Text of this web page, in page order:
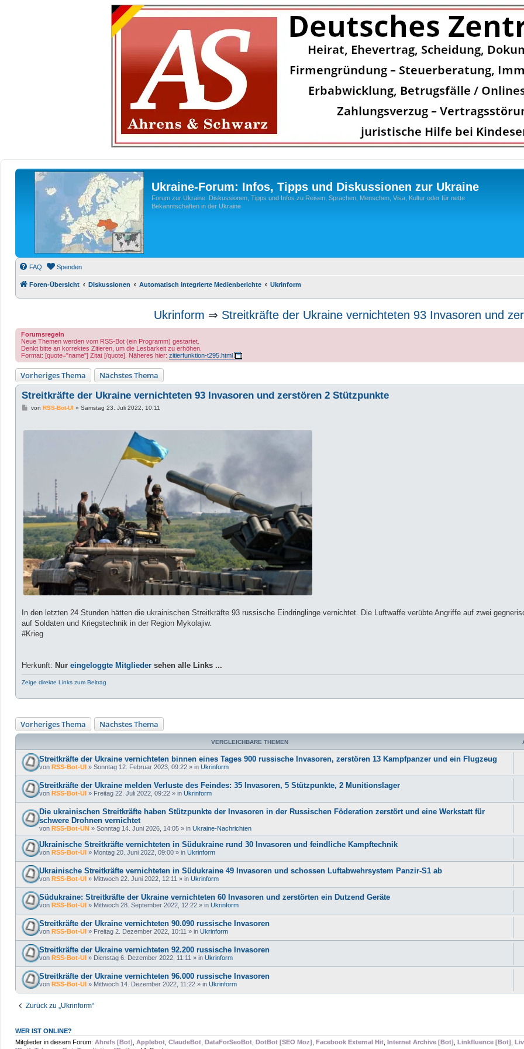
Ukraine-Forum: Infos, Tipps und Diskussionen zur Ukraine
Forum zur Ukraine: Diskussionen, Tipps und Infos zu Reisen, Sprachen, Menschen, Visa, Kultur oder für nette
Bekanntschaften in der Ukraine
FAQ Spenden
Foren-Übersicht Diskussionen Automatisch integrierte Medienberichte Ukrinform
Ukrinform ⇒ Streitkräfte der Ukraine vernichteten 93 Invasoren und
Forumsregeln
Neue Themen werden vom RSS-Bot (ein Programm) gestartet.
Denkt bitte an korrektes Zitieren, um die Lesbarkeit zu erhöhen.
Format: [quote="name"] Zitat [/quote]. Näheres hier: zitierfunktion-t295.html
Vorheriges Thema Nächstes Thema
Streitkräfte der Ukraine vernichteten 93 Invasoren und zerstören 2 Stützpunkte
Bvon RSS-Bot-UI» Samstag 23. Juli 2022, 10:11
In den letzten 24 Stunden hätten die ukrainischen Streitkräfte 93 russische Eindringlinge vernichtet. Die Luftwaffe verübte Angriffe auf zwei
auf Soldaten und Kriegstechnik in der Region Mykolajiw.
#Krieg
Herkunft: Nur eingeloggte Mitglieder sehen alle Links ...
Zeige direkte Links zum Beitrag
Vorheriges Thema Nächstes Thema
VERGLEICHBARE THEMEN
Streitkräfte der Ukraine vernichteten binnen eines Tages 900 russische Invasoren, zerstören 13 Kampfpanzer und ein Flugzeug
von RSS-Bot-UI » Sonntag 12. Februar 2023, 09:22 » in Ukrinform
Streitkräfte der Ukraine melden Verluste des Feindes: 35 Invasoren, 5 Stützpunkte, 2 Munitionslager
von RSS-Bot-UI » Freitag 22. Juli 2022, 09:22 » in Ukrinform
Die ukrainischen Streitkräfte haben Stützpunkte der Invasoren in der Russischen Föderation zerstört und eine Werkstatt für
schwere Drohnen vernichtet
von RSS-Bot-UN » Sonntag 14. Juni 2026, 14:05 » in Ukraine-Nachrichten
Ukrainische Streitkräfte vernichteten in Südukraine rund 30 Invasoren und feindliche Kampftechnik
von RSS-Bot-UI » Montag 20. Juni 2022, 09:00 » in Ukrinform
Ukrainische Streitkräfte vernichteten in Südukraine 49 Invasoren und schossen Luftabwehrsystem Panzir-S1 ab
von RSS-Bot-UI » Mittwoch 22. Juni 2022, 12:11 » in Ukrinform
Südukraine: Streitkräfte der Ukraine vernichteten 60 Invasoren und zerstörten ein Dutzend Geräte
von RSS-Bot-UI » Mittwoch 28. September 2022, 12:22 » in Ukrinform
Streitkräfte der Ukraine vernichteten 90.090 russische Invasoren
von RSS-Bot-UI » Freitag 2. Dezember 2022, 10:11 » in Ukrinform
Streitkräfte der Ukraine vernichteten 92.200 russische Invasoren
von RSS-Bot-UI » Dienstag 6. Dezember 2022, 11:11 » in Ukrinform
Streitkräfte der Ukraine vernichteten 96.000 russische Invasoren
von RSS-Bot-UI » Mittwoch 14. Dezember 2022, 11:22 » in Ukrinform
Zurück zu „Ukrinform“
WER IST ONLINE?
Mitglieder in diesem Forum: Ahrefs [Bot] Applebot ClaudeBot DataForSeoBot DotBot [SEO Moz] Facebook External Hit Internet Archive [Bot] Linkfluence [Bot]